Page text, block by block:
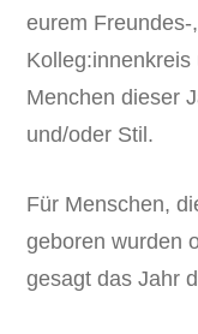
eurem
Menchen dieser
und/oder Stil.
Für Menschen,
geboren wurden
gesagt das Jahr